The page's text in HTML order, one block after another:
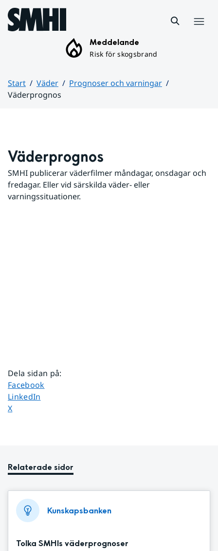
Hoppa till sidans innehåll
Meddelande
Risk för skogsbrand
Start Väder
Prognoser och varningar
Väderprognos
Väderprognos
SMHI publicerar väderfilmer måndagar, onsdagar och
fredagar. Eller vid särskilda väder- eller
varningssituationer.
Dela sidan på:
Dela sidan på
Facebook
Dela sidan på
LinkedIn
Dela sidan på
X
Relaterade sidor
Kunskapsbanken
Tolka SMHIs väderprognoser